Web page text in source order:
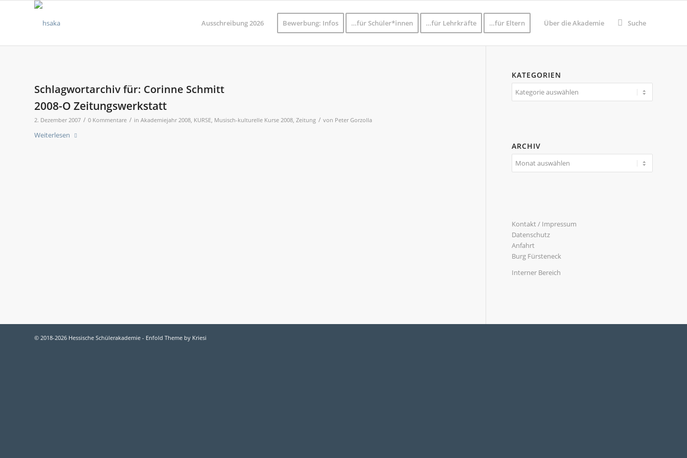
Ausschreibung 2026 Bewerbung: Infos …für Schüler*innen …für Lehrkräfte …für Eltern Über die Akademie Suche
Schlagwortarchiv für: Corinne Schmitt
2008-O Zeitungswerkstatt
2. Dezember 2007 / 0 Kommentare / in Akademiejahr 2008, KURSE, Musisch-kulturelle Kurse 2008, Zeitung / von Peter Gorzolla
Weiterlesen
KATEGORIEN
Kategorien
ARCHIV
Kontakt / Impressum
Datenschutz
Anfahrt
Burg Fürsteneck
Interner Bereich
© 2018-2026 Hessische Schülerakademie - Enfold Theme by Kriesi